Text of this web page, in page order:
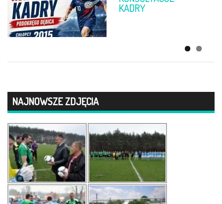
KADRY
WIELKANOCNE
NAJNOWSZE ZDJĘCIA